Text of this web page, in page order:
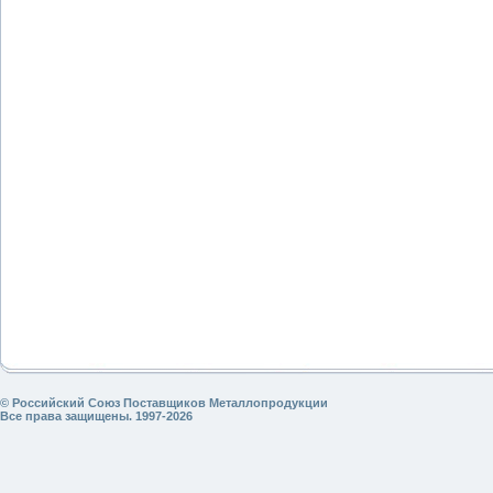
© Российский Союз Поставщиков Металлопродукции
Все права защищены. 1997-2026